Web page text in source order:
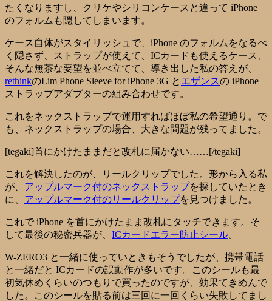
たくなりますし、クリケやシリコンケースと違って iPhone
のフォルムも隠してしまいます。
ケース自体がスタイリッシュで、iPhone のフォルムをなるべ
く隠さず、ストラップが使えて、ICカードも使えるケース、
そんな無茶な要望を並べ立てて、導き出した私の答えが、
rethinkのLim Phone Sleeve for iPhone 3G と エザンスの iPhone
ストラップアダプターの組み合わせです。
これをネックストラップで運用すればほぼ私の希望通り。で
も、ネックストラップの場合、大きな問題が残ってました。
[tegaki]首にかけたままだと改札に届かない……[/tegaki]
これを解決したのが、リールクリップでした。形から入る私
が、 アップルマーク付のネックストラップを探していたとき
に、 アップルマーク付のリールクリップを見つけました。
これで iPhone を首にかけたまま改札にタッチできます。そ
して最後の秘密兵器が、 ICカードエラー防止シール。
W-ZERO3 と一緒に使っていときもそうでしたが、携帯電話
と一緒だと ICカードの誤動作が多いです。このシールも最
初気休めくらいのつもりで買ったのですが、効果てきめんで
した。このシールを貼る前は三回に一回くらい失敗してまし